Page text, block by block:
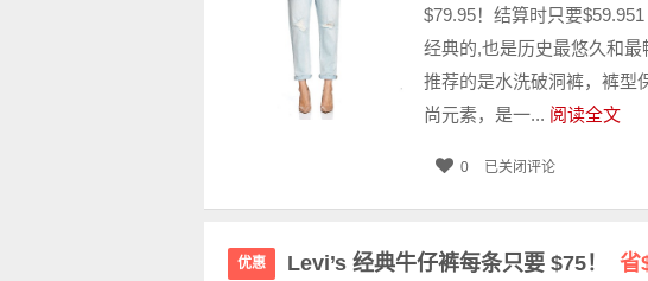
$79.95！结算时只要
经典的,也是历史最悠久和
推荐的是水洗破洞裤，裤型
尚元素，是一... 阅读全文
0 已关闭评论
优惠 Levi’s 经典牛仔裤每条只要 $75！ 省